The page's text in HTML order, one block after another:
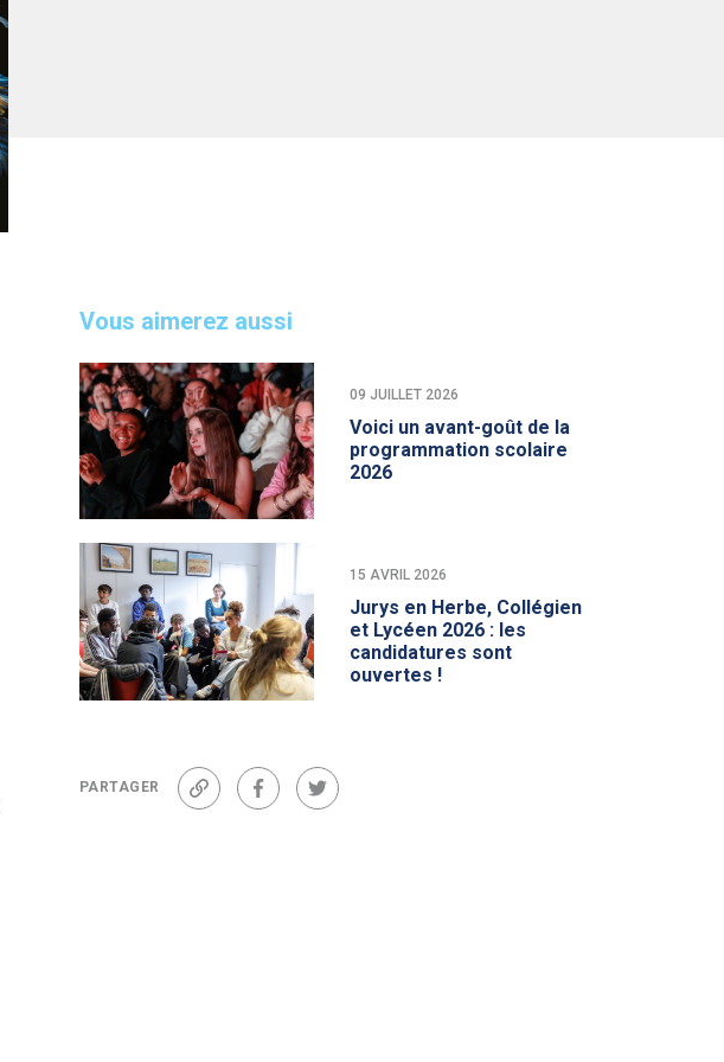
Vous aimerez aussi
09 JUILLET 2026
Voici un avant-goût de la
programmation scolaire
2026
15 AVRIL 2026
Jurys en Herbe, Collégien
et Lycéen 2026 : les
candidatures sont
ouvertes !
PARTAGER
Lien FacebookTwitter